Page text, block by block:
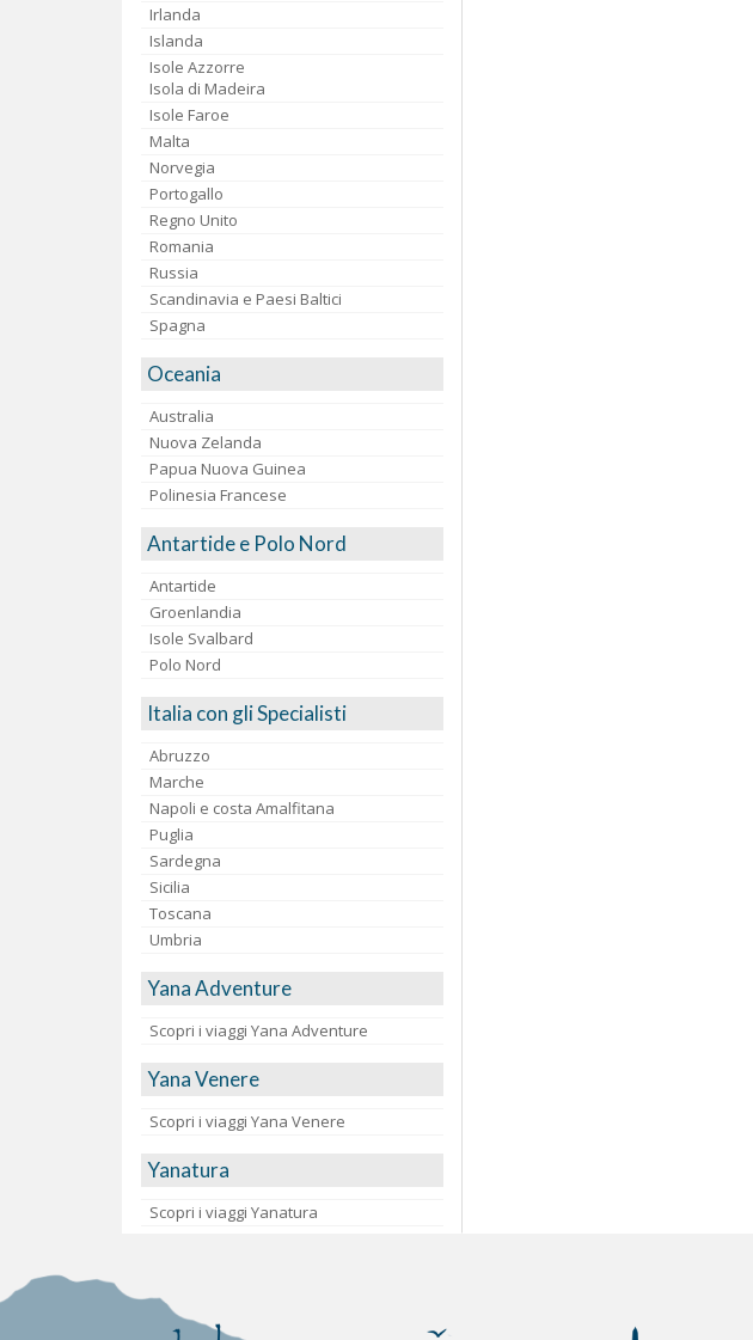
Irlanda
Islanda
Isole Azzorre
Isola di Madeira
Isole Faroe
Malta
Norvegia
Portogallo
Regno Unito
Romania
Russia
Scandinavia e Paesi Baltici
Spagna
Oceania
Australia
Nuova Zelanda
Papua Nuova Guinea
Polinesia Francese
Antartide e Polo Nord
Antartide
Groenlandia
Isole Svalbard
Polo Nord
Italia con gli Specialisti
Abruzzo
Marche
Napoli e costa Amalfitana
Puglia
Sardegna
Sicilia
Toscana
Umbria
Yana Adventure
Scopri i viaggi Yana Adventure
Yana Venere
Scopri i viaggi Yana Venere
Yanatura
Scopri i viaggi Yanatura